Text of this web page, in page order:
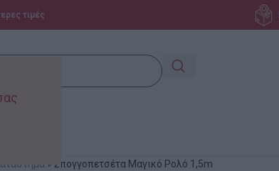
τιμές
» Σπογγοπετσέτα Μαγικό Ρολό 1,5m